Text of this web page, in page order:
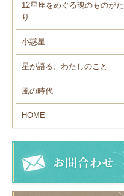
12星座をめぐる魂のものがた
り
小惑星
星が語る、わたしのこと
風の時代
HOME